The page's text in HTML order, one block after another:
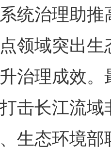
治理助推
领域突出
治理成效
击长江流
生态环境